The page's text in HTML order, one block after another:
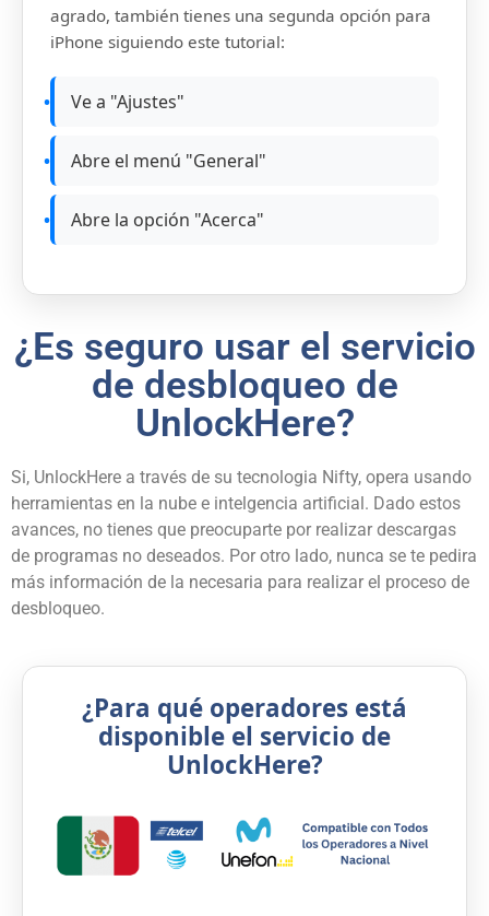
agrado, también tienes una segunda opción para
iPhone siguiendo este tutorial:
Ve a "Ajustes"
Abre el menú "General"
Abre la opción "Acerca"
¿Es seguro usar el servicio
de desbloqueo de
UnlockHere?
Si, UnlockHere a través de su tecnologia Nifty, opera usando
herramientas en la nube e intelgencia artificial. Dado estos
avances, no tienes que preocuparte por realizar descargas
de programas no deseados. Por otro lado, nunca se te pedira
más información de la necesaria para realizar el proceso de
desbloqueo.
¿Para qué operadores está
disponible el servicio de
UnlockHere?